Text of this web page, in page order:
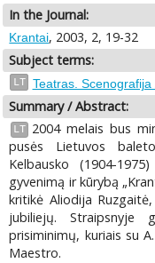
In the Journal:
Krantai, 2003, 2, 19-32
Subject terms:
LT Teatras.
Summary / Abstract:
LT
2004 melais bus
pusės Lietuvos
Kelbausko (1904-
gyvenimą ir kūrybą
kritikė Aliodija
jubiliejų. Straipsnyje
prisiminimų, kuriais su
Maestro.